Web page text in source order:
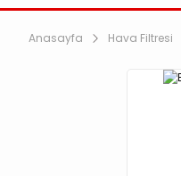
Anasayfa Hava Filtresi